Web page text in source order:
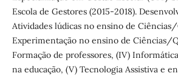
Escola de Gestores (2015-2018).
Atividades lúdicas no ensino de
Experimentação no ensino de Ciências/
Formação de professores, (IV)
na educação, (V) Tecnologia Assistiva e